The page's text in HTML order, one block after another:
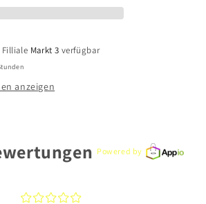
Filliale Markt 3 verfügbar
anzeigen
Powered by
¤¤¤¤¤